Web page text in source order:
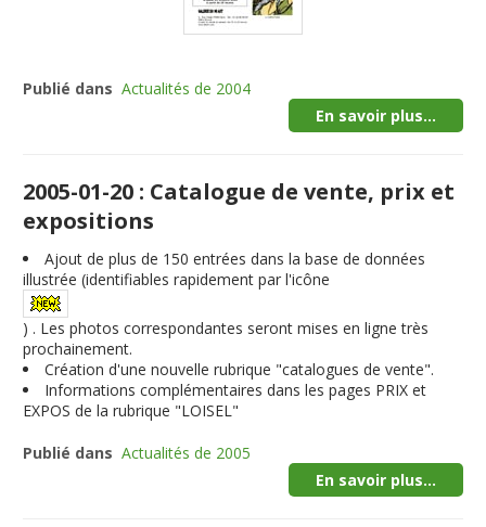
Publié dans Actualités de 2004
En savoir plus...
2005-01-20 : Catalogue de vente, prix et
expositions
Ajout de plus de 150 entrées dans la base de données
illustrée (identifiables rapidement par l'icône
) . Les photos correspondantes seront mises en ligne très
prochainement.
Création d'une nouvelle rubrique "catalogues de vente".
Informations complémentaires dans les pages PRIX et
EXPOS de la rubrique "LOISEL"
Publié dans Actualités de 2005
En savoir plus...